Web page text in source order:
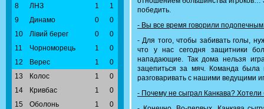
8
ЛНЗ 1
1
9
Динамо 0
0
10
Лівий берег 0
0
11
Чорноморець 1
0
12
Верес 1
0
13
Колос 1
0
14
Кривбас 1
0
15
Оболонь 1
0
победить.
- Вы все время говорили
- Для того, чтобы забивать голы,
что у нас сегодня защитники
нападающие. Так дома нельзя
зацепиться за мяч. Команда
разговаривать с нашими ведущими
- Почему не сыграл Канкава? Хотели